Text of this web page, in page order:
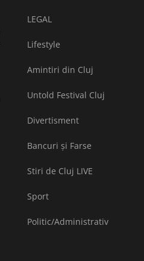
LEGAL
Lifestyle
Amintiri din Cluj
Untold Festival Cluj
Divertisment
Bancuri și Farse
Stiri de Cluj LIVE
Sport
Politic/Administrativ